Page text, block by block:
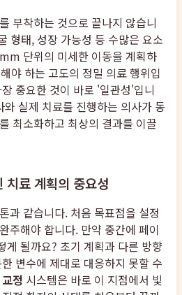
부착하는 것으로 끝나지 않습니
형태, 성장 가능성 등 수많은 요소
단위의 미세한 이동을 계획하
야 하는 고도의 정밀 의료 행위입
중요한 것이 바로 '일관성'입니
실제 치료를 진행하는 의사가 동
최소화하고 최상의 결과를 이끌
치료 계획의 중요성
과 같습니다. 처음 목표점을 설정
주해야 합니다. 만약 중간에 페이
게 될까요? 초기 계획과 다른 방향
변수에 제대로 대응하지 못할 수
정 시스템은 바로 이 지점에서 빛